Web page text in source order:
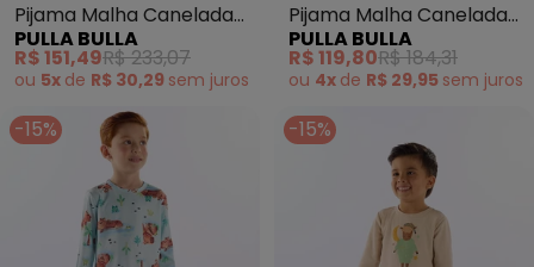
Pijama Malha Canelada
(Rosa)
PULLA BULLA
R$ 151,49R$ 233,07
ou 5x de R$ 30,29 sem juros
Pijama Malha Canelada
(Bege)
PULLA BULLA
R$ 119,80R$ 184,31
ou 4x de R$ 29,95 sem juros
-15% -15%